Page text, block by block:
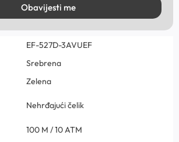
Obavijesti me
EF-527D-3AVUEF
Srebrena
Zelena
Nehrđajući čelik
100 M / 10 ATM